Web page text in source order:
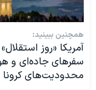
همچنین ببینید:
آمریکا «روز
سفرهای جاده‌ای و
محدودیت‌های کرونا